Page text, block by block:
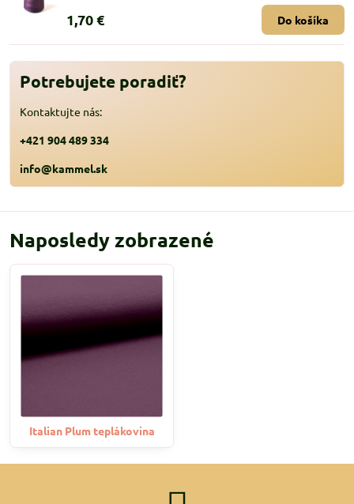
1,70 € Do košíka
Potrebujete poradiť?
Kontaktujte nás:
+421 904 489 334
info@kammel.sk
Naposledy zobrazené
Italian Plum teplákovina